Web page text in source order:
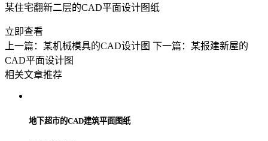
某住宅翻新二层的CAD平面设计图纸
立即查看
上一篇：某机械模具的CAD设计图 下一篇：某报建新屋的
CAD平面设计图
相关文章推荐
地下超市的CAD建筑平面图纸